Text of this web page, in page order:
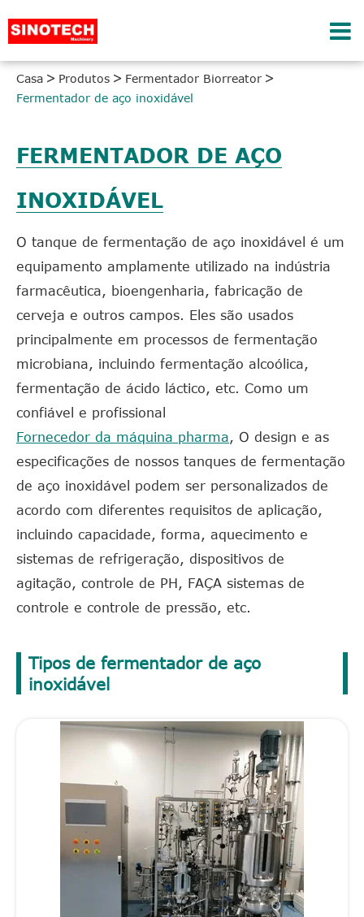
Casa Produtos
Fermentador Biorreator
Fermentador de aço inoxidável
FERMENTADOR DE AÇO
INOXIDÁVEL
O tanque de fermentação de aço inoxidável é um
equipamento amplamente utilizado na indústria
farmacêutica, bioengenharia, fabricação de
cerveja e outros campos. Eles são usados
principalmente em processos de fermentação
microbiana, incluindo fermentação alcoólica,
fermentação de ácido láctico, etc. Como um
confiável e profissional
Fornecedor da máquina pharma, O design e as
especificações de nossos tanques de fermentação
de aço inoxidável podem ser personalizados de
acordo com diferentes requisitos de aplicação,
incluindo capacidade, forma, aquecimento e
sistemas de refrigeração, dispositivos de
agitação, controle de PH, FAÇA sistemas de
controle e controle de pressão, etc.
Tipos de fermentador de aço
inoxidável